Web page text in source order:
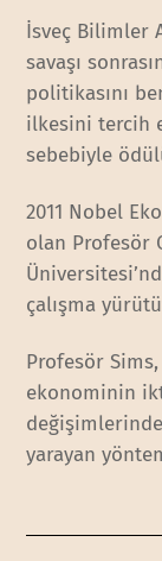
İsveç Bilimler
savaşı
politikasını
ilkesini tercih
sebebiyle
2011 Nobel
olan Profesör
çalışma
Profesör
ekonominin
yarayan